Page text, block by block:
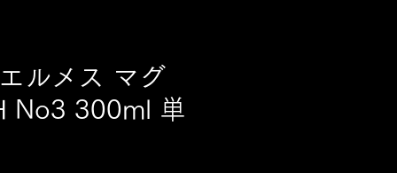
ルメス マグ
No3 300ml 単